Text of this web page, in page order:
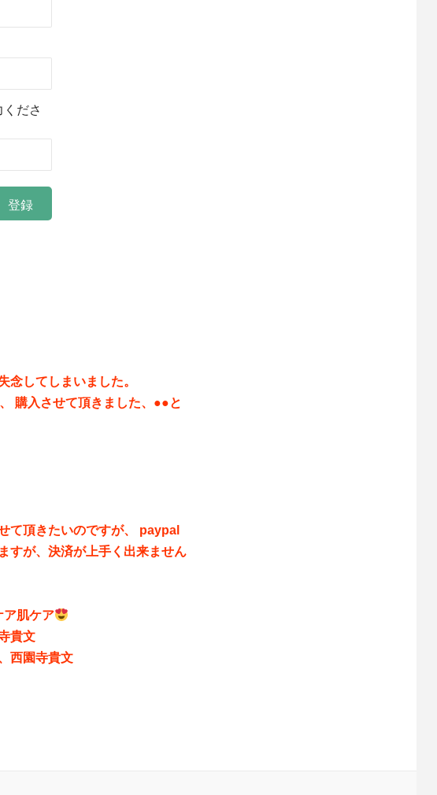
ださ
念してしまいました。
購入させて頂きました、●●と
て頂きたいのですが、 paypal
すが、決済が上手く出来ません
ア肌ケア
貴文
西園寺貴文